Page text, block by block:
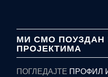
МИ СМО ПОУЗДАН
ПРОЈЕКТИМА
ПОГЛЕДАЈТЕ ПРОФИЛ